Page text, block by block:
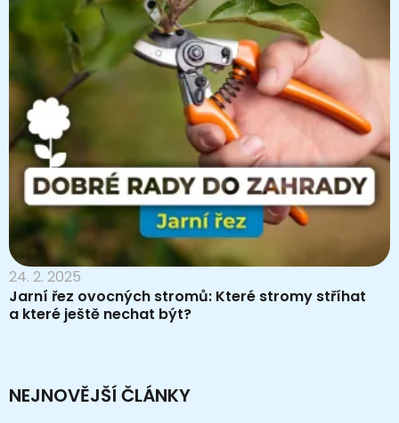
24. 2. 2025
Jarní řez ovocných stromů: Které stromy stříhat
a které ještě nechat být?
NEJNOVĚJŠÍ ČLÁNKY